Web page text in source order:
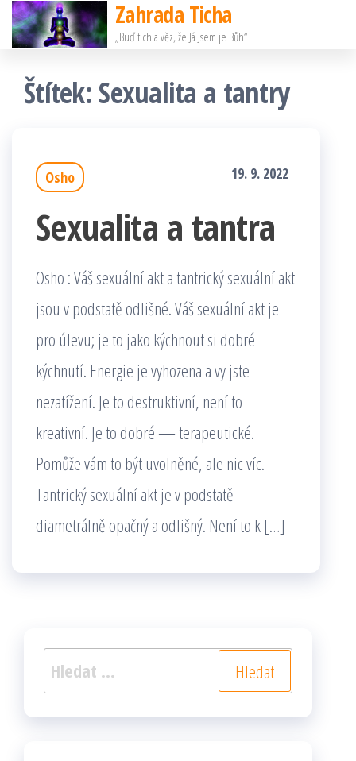
Přeskočit
na
obsah
Zahrada Ticha
„Buď tich a věz, že Já Jsem je Bůh“
Štítek: Sexualita a tantry
Osho 19. 9. 2022
Sexualita a tantra
Osho : Váš sexuální akt a tantrický sexuální akt
jsou v podstatě odlišné. Váš sexuální akt je
pro úlevu; je to jako kýchnout si dobré
kýchnutí. Energie je vyhozena a vy jste
nezatížení. Je to destruktivní, není to
kreativní. Je to dobré — terapeutické.
Pomůže vám to být uvolněné, ale nic víc.
Tantrický sexuální akt je v podstatě
diametrálně opačný a odlišný. Není to k […]
Vyhledávání